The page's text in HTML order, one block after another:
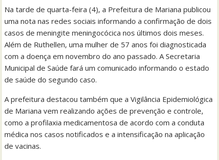
Na tarde de quarta-feira (4), a Prefeitura de Mariana publicou
uma nota nas redes sociais informando a confirmação de dois
casos de meningite meningocócica nos últimos dois meses.
Além de Ruthellen, uma mulher de 57 anos foi diagnosticada
com a doença em novembro do ano passado. A Secretaria
Municipal de Saúde fará um comunicado informando o estado
de saúde do segundo caso.
A prefeitura destacou também que a Vigilância Epidemiológica
de Mariana vem realizando ações de prevenção e controle,
como a profilaxia medicamentosa de acordo com a conduta
médica nos casos notificados e a intensificação na aplicação
de vacinas.